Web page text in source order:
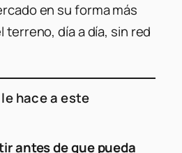
en su forma más
terreno, día a día, sin red
hace a este
antes de que pueda